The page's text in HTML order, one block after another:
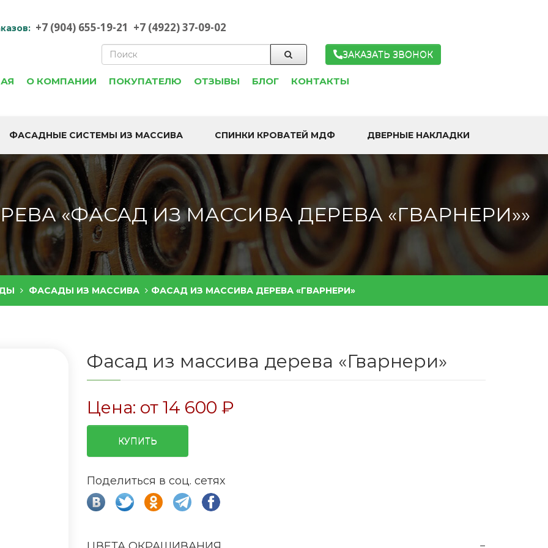
+7 (904) 655-19-21 +7 (4922) 37-09-02
ЗАКАЗАТЬ ЗВОНОК
О КОМПАНИИ ПОКУПАТЕЛЮ ОТЗЫВЫ БЛОГ КОНТАКТЫ
ФАСАДНЫЕ СИСТЕМЫ ИЗ МАССИВА СПИНКИ КРОВАТЕЙ МДФ ДВЕРНЫЕ НАКЛАДКИ
«ФАСАД ИЗ МАССИВА ДЕРЕВА «ГВАРНЕРИ»»
ФАСАДЫ ИЗ МАССИВА ФАСАД ИЗ МАССИВА ДЕРЕВА «ГВАРНЕРИ»
Фасад из массива дерева «Гварнери»
Цена: от 14 600 ₽
КУПИТЬ
Поделиться в соц. сетях